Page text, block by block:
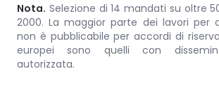
Elenco casi di studio
Nota. Selezione di 14 mandati su oltre
2000. La maggior parte dei lavori per
non è pubblicabile per accordi di
europei sono quelli con
autorizzata.